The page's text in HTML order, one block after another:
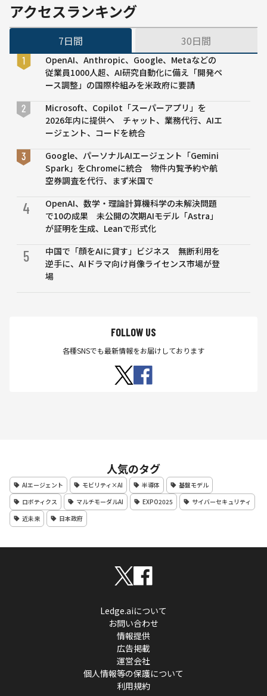
判定
難に
アクセスランキング
7日間 30日間
OpenAI、Anthropic、Google、Metaなどの
従業員1000人超、AI研究自動化に備え「開発ペ
ース調整」の国際枠組みを米政府に要請
Microsoft、Copilot「スーパーアプリ」を
2026年内に提供へ チャット、業務代行、AIエ
ージェント、コードを統合
Google、パーソナルAIエージェント「Gemini
Spark」をChromeに統合 物件内覧予約や航
空券調査を代行、まず米国で
4
OpenAI、数学・理論計算機科学の未解決問題
で10の成果 未公開の次期AIモデル「Astra」
が証明を生成、Leanで形式化
5
中国で「顔をAIに貸す」ビジネス 無断利用を
逆手に、AIドラマ向け肖像ライセンス市場が登
場
FOLLOW US
各種SNSでも最新情報をお届けしております
人気のタグ
AIエージェント モビリティ×AI 半導体
基盤モデル
ロボティクス
マルチモーダルAI EXPO2025
サイバーセキュリティ
近未来
日本政府
Ledge.aiについて
お問い合わせ
情報提供
広告掲載
運営会社
個人情報等の保護について
利用規約